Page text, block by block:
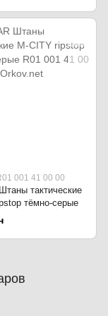
001 41 00 00
тактические
тёмно-серые